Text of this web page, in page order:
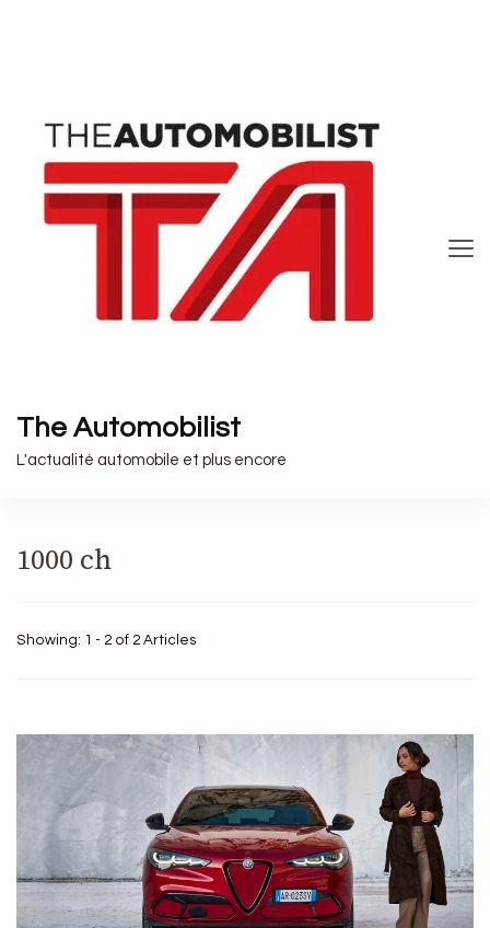
The Automobilist
L'actualité automobile et plus encore
1000 ch
Showing: 1 - 2 of 2 Articles